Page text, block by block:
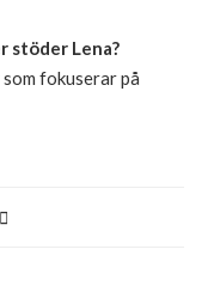
stöder Lena?
fokuserar på